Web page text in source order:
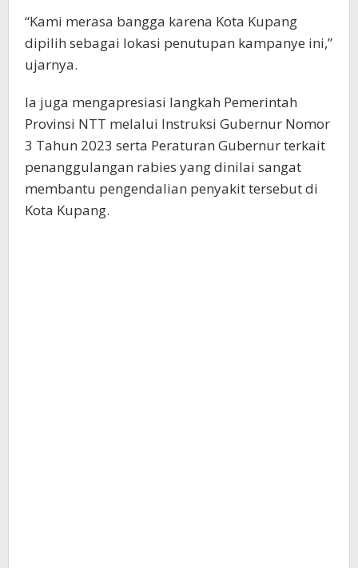
“Kami merasa bangga karena Kota Kupang
dipilih sebagai lokasi penutupan kampanye ini,”
ujarnya.
Ia juga mengapresiasi langkah Pemerintah
Provinsi NTT melalui Instruksi Gubernur Nomor
3 Tahun 2023 serta Peraturan Gubernur terkait
penanggulangan rabies yang dinilai sangat
membantu pengendalian penyakit tersebut di
Kota Kupang.